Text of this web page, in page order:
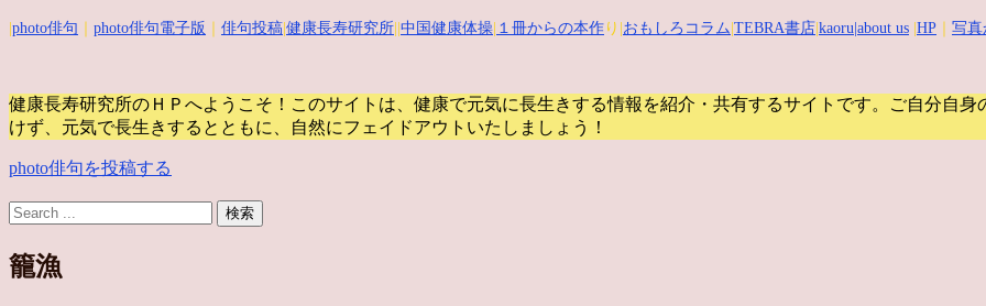
photo俳句 photo俳句電子版 俳句投稿 健康長寿研究所 中国健康体操 １冊からの本作 り| おもしろコラム TEBRA書店 kaoru |about us HP 写真
健康長寿研究所のＨＰへようこそ！このサイトは、健康で元気に長生きする情報を紹介・共有するサイトです。
ご自分自身
けず、元気で長生きするとともに、自然にフェイドアウトいたしましょう！
photo俳句を投稿する
籠漁